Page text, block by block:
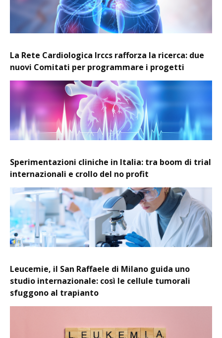
La Rete Cardiologica Irccs rafforza la ricerca: due
nuovi Comitati per programmare i progetti
Sperimentazioni cliniche in Italia: tra boom di trial
internazionali e crollo del no profit
Leucemie, il San Raffaele di Milano guida uno
studio internazionale: così le cellule tumorali
sfuggono al trapianto